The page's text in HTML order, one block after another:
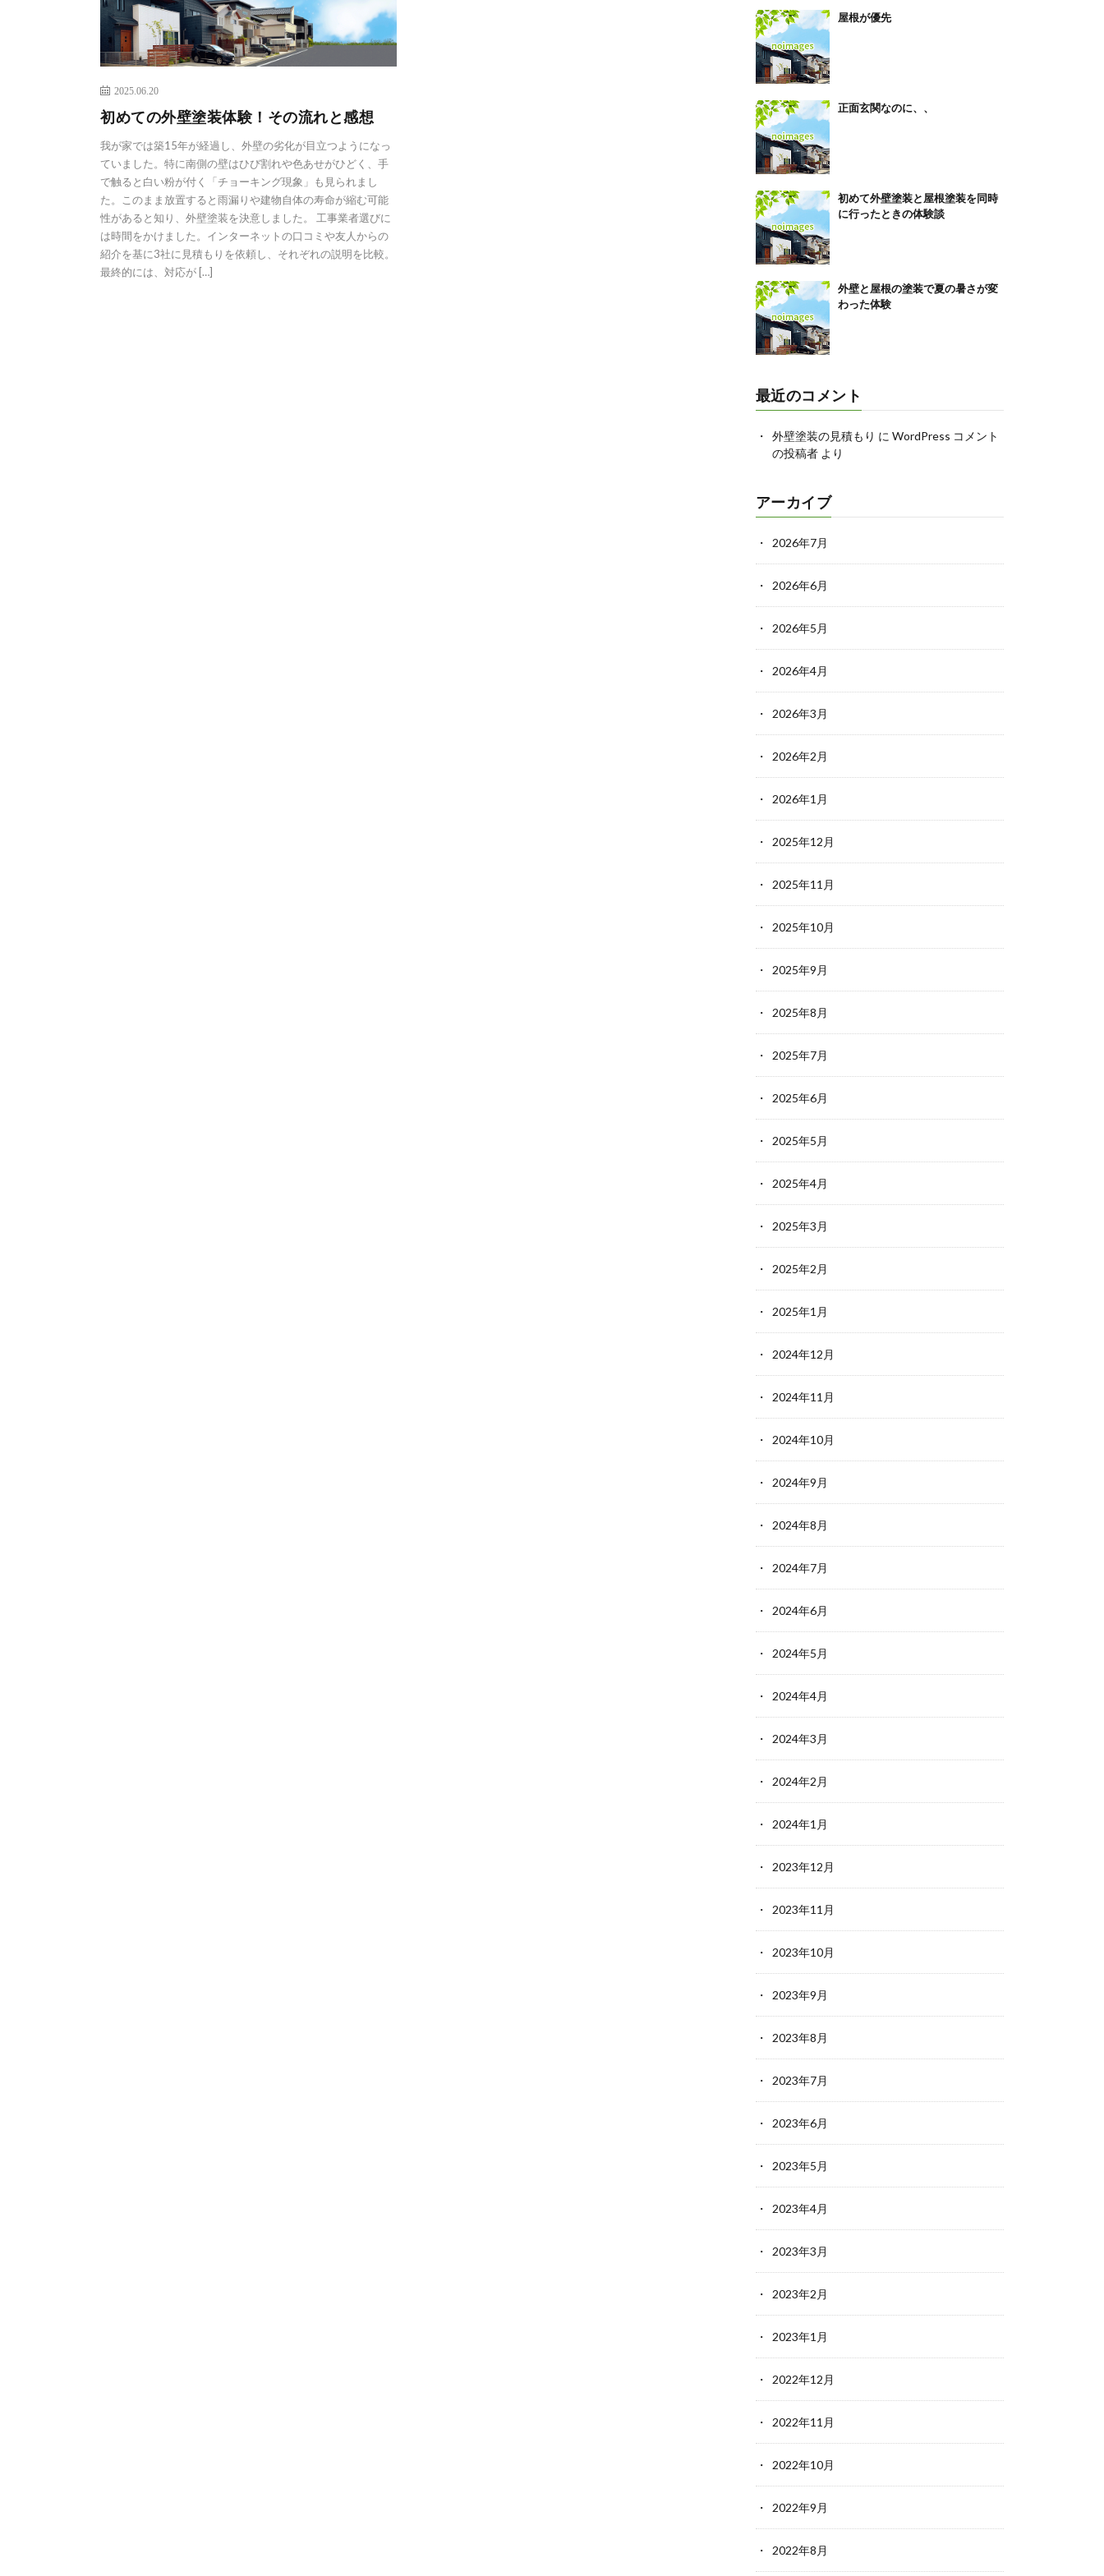
2025.06.20
初めての外壁塗装体験！その流れと感想
我が家では築15年が経過し、外壁の劣化が目立つようになっ
ていました。特に南側の壁はひび割れや色あせがひどく、手
で触ると白い粉が付く「チョーキング現象」も見られまし
た。このまま放置すると雨漏りや建物自体の寿命が縮む可能
性があると知り、外壁塗装を決意しました。 工事業者選びに
は時間をかけました。インターネットの口コミや友人からの
紹介を基に3社に見積もりを依頼し、それぞれの説明を比較。
最終的には、対応が […]
屋根が優先
正面玄関なのに、、
初めて外壁塗装と屋根塗装を同時
に行ったときの体験談
外壁と屋根の塗装で夏の暑さが変
わった体験
最近のコメント
外壁塗装の見積もり に WordPress コメント
の投稿者より
アーカイブ
2026年7月
2026年6月
2026年5月
2026年4月
2026年3月
2026年2月
2026年1月
2025年12月
2025年11月
2025年10月
2025年9月
2025年8月
2025年7月
2025年6月
2025年5月
2025年4月
2025年3月
2025年2月
2025年1月
2024年12月
2024年11月
2024年10月
2024年9月
2024年8月
2024年7月
2024年6月
2024年5月
2024年4月
2024年3月
2024年2月
2024年1月
2023年12月
2023年11月
2023年10月
2023年9月
2023年8月
2023年7月
2023年6月
2023年5月
2023年4月
2023年3月
2023年2月
2023年1月
2022年12月
2022年11月
2022年10月
2022年9月
2022年8月